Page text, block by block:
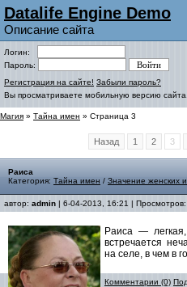
Datalife Engine Demo
Описание сайта
Логин:
Пароль:
Регистрация на сайте! Забыли пароль?
Вы просматриваете мобильную версию сайта.
Магия » Тайна имен » Страница 3
Назад 1 2 3
Раиса
Категория: Тайна имен / Значение женских
автор: admin | 6-04-2013, 16:21 |
Раиса —
встречается
на селе, в чем в
Комментарии (0)